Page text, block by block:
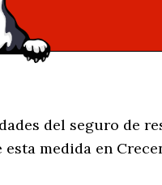
del seguro de
esta medida en